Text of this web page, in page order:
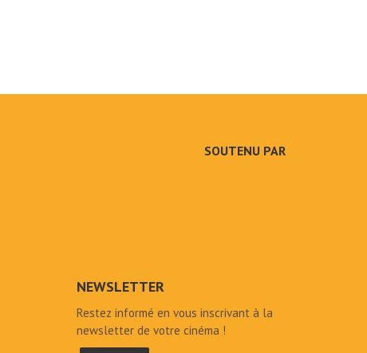
SOUTENU PAR
NEWSLETTER
Restez informé en vous inscrivant à la
newsletter de votre cinéma !